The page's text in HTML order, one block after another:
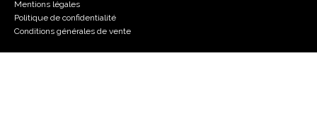
Mentions légales
Politique de confidentialité
Conditions générales de vente